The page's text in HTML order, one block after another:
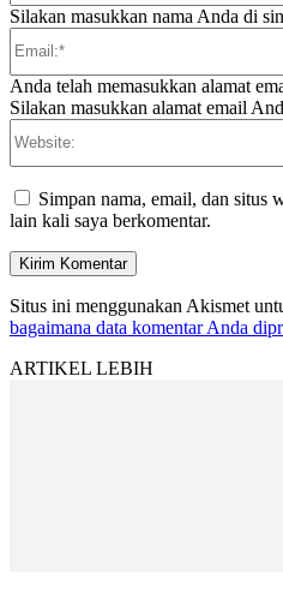
Silakan masukkan nama Anda di
Anda telah memasukkan alamat
Silakan masukkan alamat email
Simpan nama, email, dan situs
lain kali saya berkomentar.
Situs ini menggunakan Akismet
bagaimana data komentar Anda
ARTIKEL LEBIH